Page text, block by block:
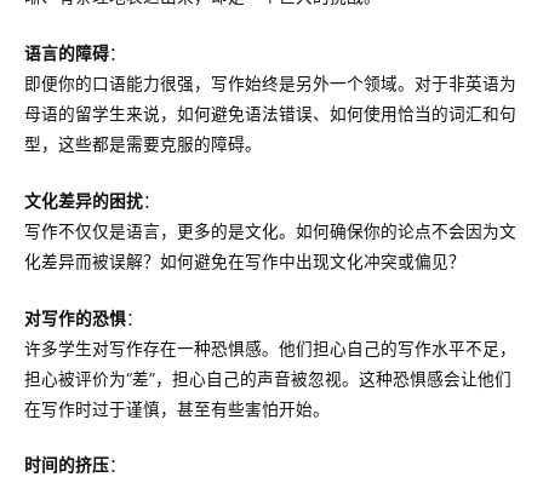
语言的障碍：
即便你的口语能力很强，写作始终是另外一个领域。对于非英语为
母语的留学生来说，如何避免语法错误、如何使用恰当的词汇和句
型，这些都是需要克服的障碍。
文化差异的困扰：
写作不仅仅是语言，更多的是文化。如何确保你的论点不会因为文
化差异而被误解？如何避免在写作中出现文化冲突或偏见？
对写作的恐惧：
许多学生对写作存在一种恐惧感。他们担心自己的写作水平不足，
担心被评价为“差”，担心自己的声音被忽视。这种恐惧感会让他们
在写作时过于谨慎，甚至有些害怕开始。
时间的挤压：